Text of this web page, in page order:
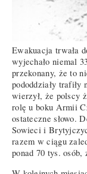
Ewakuacja trwała
wyjechało niemal
przekonany, że to
pododdziały
wierzył, że polscy
rolę u boku Armii
ostateczne słowo.
Sowieci i
razem w ciągu
ponad 70 tys.